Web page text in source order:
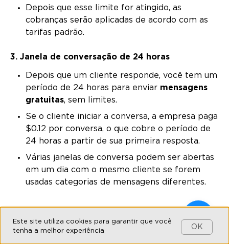
Depois que esse limite for atingido, as
cobranças serão aplicadas de acordo com as
tarifas padrão.
3. Janela de conversação de 24 horas
Depois que um cliente responde, você tem um
período de 24 horas para enviar mensagens
gratuitas, sem limites.
Se o cliente iniciar a conversa, a empresa paga
$0.12 por conversa, o que cobre o período de
24 horas a partir de sua primeira resposta.
Várias janelas de conversa podem ser abertas
em um dia com o mesmo cliente se forem
usadas categorias de mensagens diferentes.
Verificação de negócios no
Facebook* Business Manager
Este site utiliza cookies para garantir que você
tenha a melhor experiência
OK